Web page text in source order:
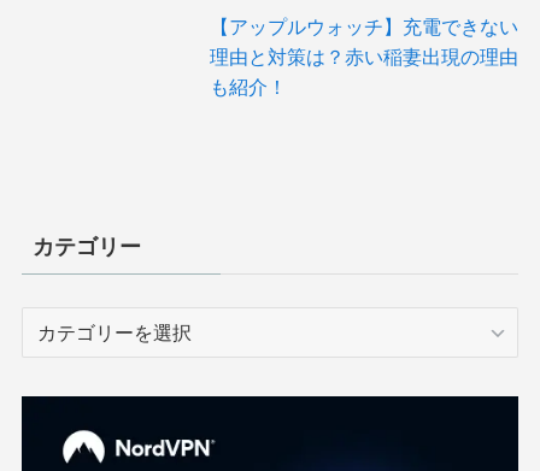
【アップルウォッチ】充電できない
理由と対策は？赤い稲妻出現の理由
も紹介！
カテゴリー